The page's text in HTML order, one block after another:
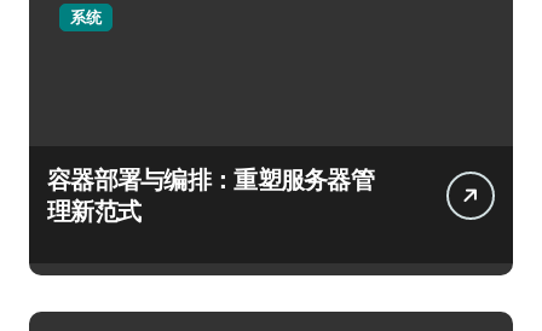
系统
容器部署与编排：重塑服务器管
理新范式